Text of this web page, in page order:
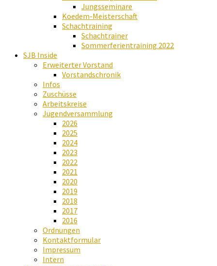
Jungsseminare
Koedem-Meisterschaft
Schachtraining
Schachtrainer
Sommerferientraining 2022
SJB Inside
Erweiterter Vorstand
Vorstandschronik
Infos
Zuschüsse
Arbeitskreise
Jugendversammlung
2026
2025
2024
2023
2022
2021
2020
2019
2018
2017
2016
Ordnungen
Kontaktformular
Impressum
Intern